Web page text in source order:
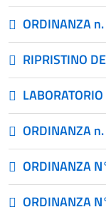
ORDINANZA
RIPRISTINO
ORDINANZA
ORDINANZA
ORDINANZA